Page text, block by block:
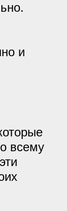
и
всему